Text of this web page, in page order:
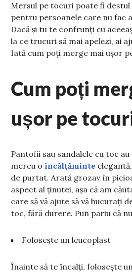
Mersul pe tocuri poate fi destul
pentru persoanele care nu fac
Dacă și tu te confrunți cu
la ce trucuri să mai apelezi, ai
Iată cum poți merge mai ușor
Cum poți
ușor pe
Pantofii sau sandalele cu toc
mereu oîncălțăminte
de purtat. Arată grozav în
aspect al ținutei, așa că am
care să vă ajute să vă bucurați
toc, fără durere. Pun pariu că
Folosește un leucoplast
Înainte să te încalți, folosește